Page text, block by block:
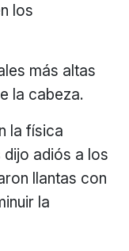
los
más altas
la cabeza.
la física
adiós a los
llantas con
la